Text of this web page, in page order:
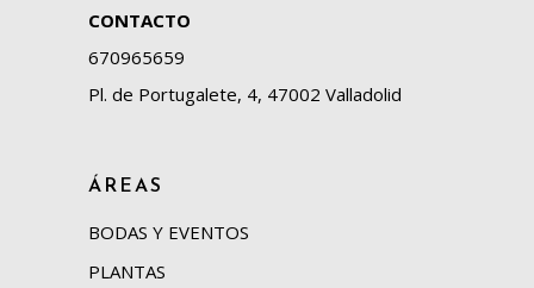
CONTACTO
670965659
Pl. de Portugalete, 4, 47002 Valladolid
ÁREAS
BODAS Y EVENTOS
PLANTAS